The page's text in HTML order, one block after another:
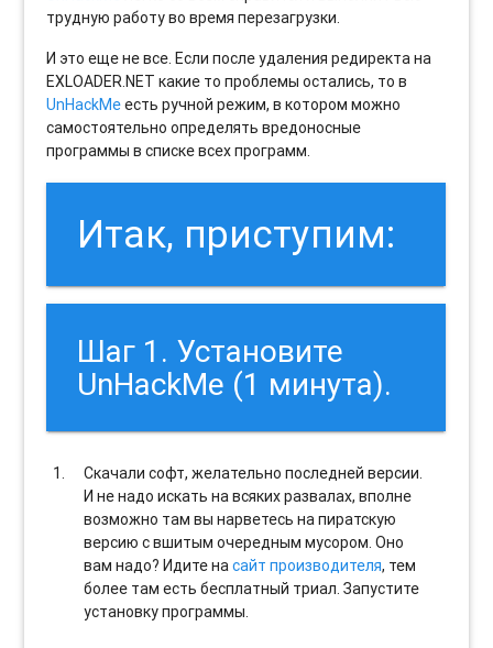
трудную работу во время перезагрузки.
И это еще не все. Если после удаления редиректа на
EXLOADER.NET какие то проблемы остались, то в
UnHackMeесть ручной режим, в котором можно
самостоятельно определять вредоносные
программы в списке всех программ.
Итак, приступим:
Шаг 1. Установите
UnHackMe (1 минута).
Скачали софт, желательно последней версии.
И не надо искать на всяких развалах, вполне
возможно там вы нарветесь на пиратскую
версию с вшитым очередным мусором. Оно
вам надо? Идите насайт производителя, тем
более там есть бесплатный триал. Запустите
установку программы.